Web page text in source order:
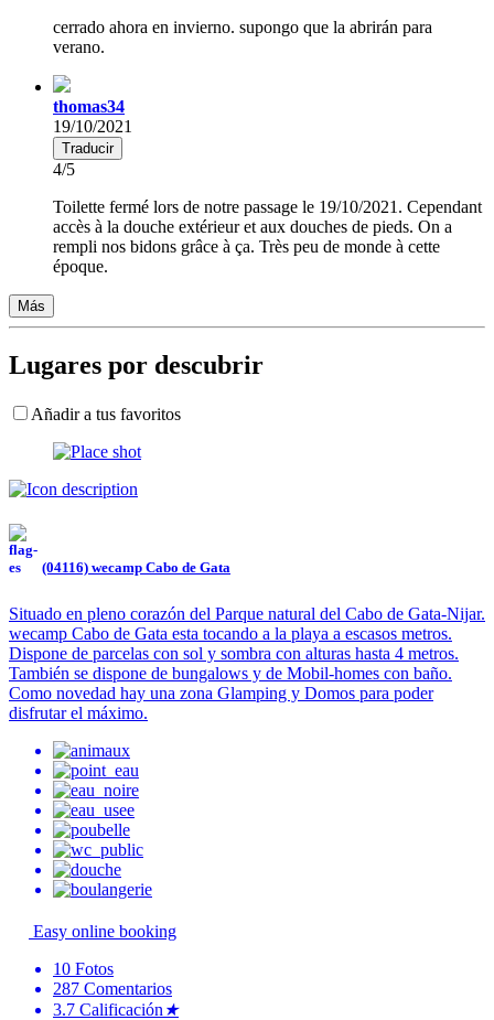
cerrado ahora en invierno. supongo que la abrirán para
verano.
thomas34
19/10/2021
Traducir
4/5
Toilette fermé lors de notre passage le 19/10/2021. Cependant
accès à la douche extérieur et aux douches de pieds. On a
rempli nos bidons grâce à ça. Très peu de monde à cette
époque.
Más
Lugares por descubrir
Añadir a tus favoritos
(04116) wecamp Cabo de Gata
Situado en pleno corazón del Parque natural del Cabo de Gata-Nijar.
wecamp Cabo de Gata esta tocando a la playa a escasos metros.
Dispone de parcelas con sol y sombra con alturas hasta 4 metros.
También se dispone de bungalows y de Mobil-homes con baño.
Como novedad hay una zona Glamping y Domos para poder
disfrutar el máximo.
Easy online booking
10 Fotos
287 Comentarios
3.7 Calificación ★